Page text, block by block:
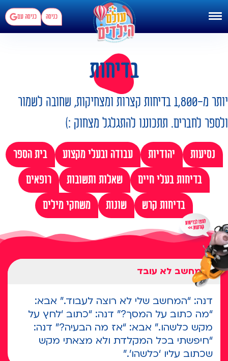
כניסה כניסה עם
בדיחות
יותר מ-1,800 בדיחות קצרות ומצחיקות, שחובה לשמור
ולספר לחברים. תתכוננו להתגלגל מצחוק :)
נסיעות יהודיות עבודה ובעלי מקצוע
בית הספר
בדיחות בעלי חיים
שאלות ותשובות
רופאים
בדיחות קרש
שונות משחקי מילים
המחשב לא עובד
דנה: “המחשב שלי לא רוצה לעבוד.” אבא:
“מה כתוב על המסך?” דנה: “כתוב ‘לחץ על
מקש כלשהו.” אבא: “אז מה הבעיה?” דנה:
“חיפשתי בכל המקלדת ולא מצאתי מקש
שכתוב עליו ‘כלשהו’.”